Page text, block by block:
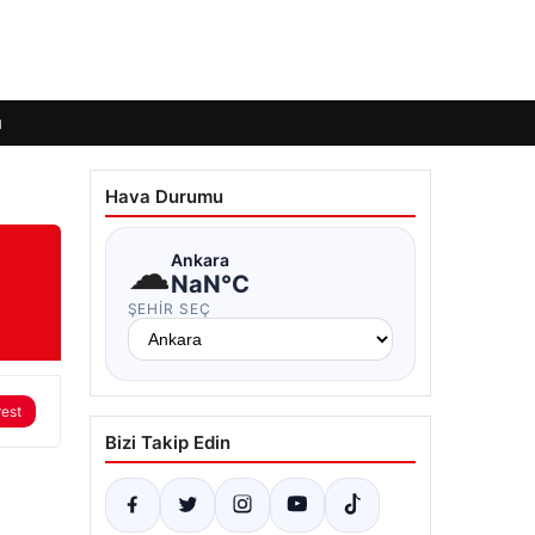
Hava Durumu
☁Ankara
NaN°C
ŞEHIR SEÇ
Bizi Takip Edin